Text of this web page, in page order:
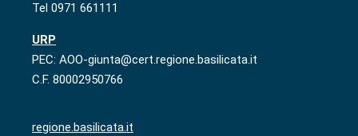
Tel 0971 661111
URP
PEC: AOO-giunta@cert.regione.basilicata.it
C.F. 80002950766
regione.basilicata.it